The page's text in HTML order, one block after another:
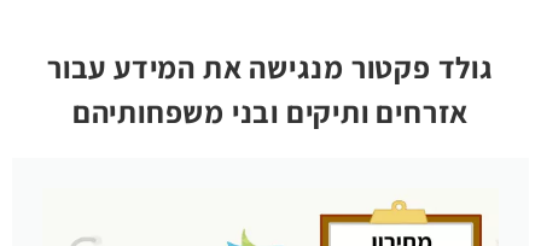
גולד פקטור מנגישה את המידע עבור
אזרחים ותיקים ובני משפחותיהם